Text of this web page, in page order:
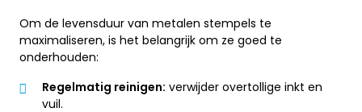
Om de levensduur van metalen stempels te
maximaliseren, is het belangrijk om ze goed te
onderhouden:
Regelmatig reinigen: verwijder overtollige inkt en
vuil.